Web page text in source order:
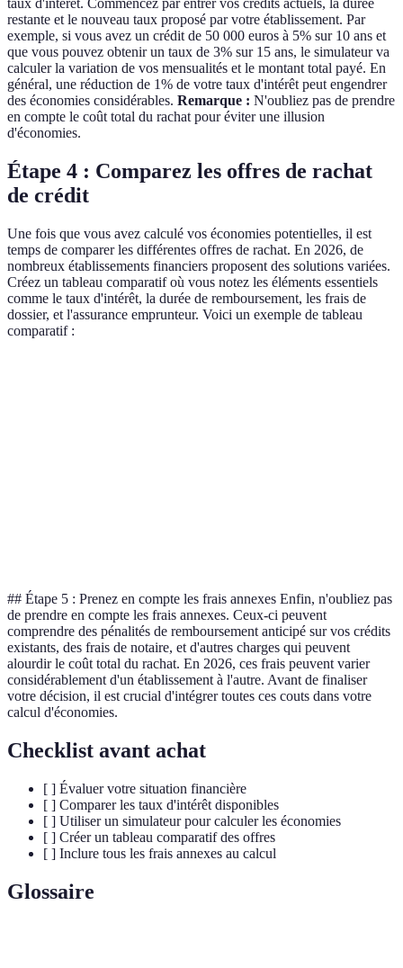
taux d'intérêt. Commencez par entrer vos crédits actuels, la durée
restante et le nouveau taux proposé par votre établissement. Par
exemple, si vous avez un crédit de 50 000 euros à 5% sur 10 ans et
que vous pouvez obtenir un taux de 3% sur 15 ans, le simulateur va
calculer la variation de vos mensualités et le montant total payé. En
général, une réduction de 1% de votre taux d'intérêt peut engendrer
des économies considérables. Remarque : N'oubliez pas de prendre
en compte le coût total du rachat pour éviter une illusion
d'économies.
Étape 4 : Comparez les offres de rachat
de crédit
Une fois que vous avez calculé vos économies potentielles, il est
temps de comparer les différentes offres de rachat. En 2026, de
nombreux établissements financiers proposent des solutions variées.
Créez un tableau comparatif où vous notez les éléments essentiels
comme le taux d'intérêt, la durée de remboursement, les frais de
dossier, et l'assurance emprunteur. Voici un exemple de tableau
comparatif :
## Étape 5 : Prenez en compte les frais annexes Enfin, n'oubliez pas
de prendre en compte les frais annexes. Ceux-ci peuvent
comprendre des pénalités de remboursement anticipé sur vos crédits
existants, des frais de notaire, et d'autres charges qui peuvent
alourdir le coût total du rachat. En 2026, ces frais peuvent varier
considérablement d'un établissement à l'autre. Avant de finaliser
votre décision, il est crucial d'intégrer toutes ces couts dans votre
calcul d'économies.
Checklist avant achat
[ ] Évaluer votre situation financière
[ ] Comparer les taux d'intérêt disponibles
[ ] Utiliser un simulateur pour calculer les économies
[ ] Créer un tableau comparatif des offres
[ ] Inclure tous les frais annexes au calcul
Glossaire